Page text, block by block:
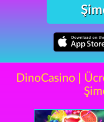
DinoCasino |